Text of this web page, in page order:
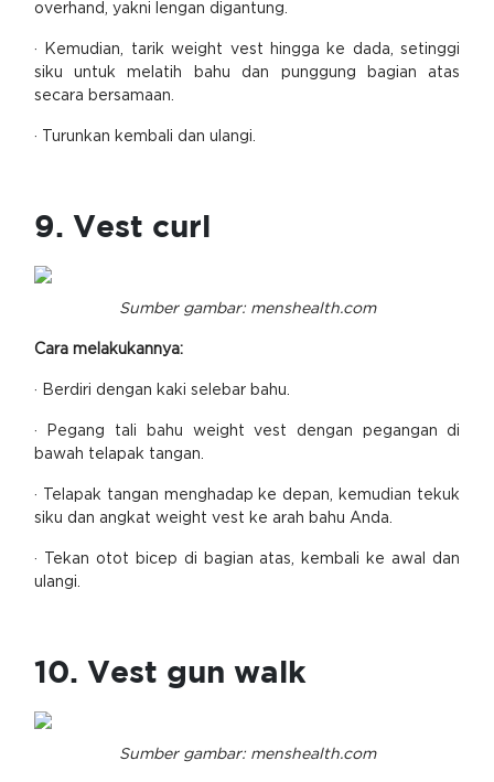
overhand, yakni lengan digantung.
· Kemudian, tarik weight vest hingga ke dada, setinggi
siku untuk melatih bahu dan punggung bagian atas
secara bersamaan.
· Turunkan kembali dan ulangi.
9. Vest curl
Sumber gambar: menshealth.com
Cara melakukannya:
· Berdiri dengan kaki selebar bahu.
· Pegang tali bahu weight vest dengan pegangan di
bawah telapak tangan.
· Telapak tangan menghadap ke depan, kemudian tekuk
siku dan angkat weight vest ke arah bahu Anda.
· Tekan otot bicep di bagian atas, kembali ke awal dan
ulangi.
10. Vest gun walk
Sumber gambar: menshealth.com